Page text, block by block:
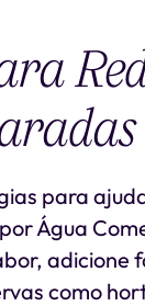
para
Água
adicione
como